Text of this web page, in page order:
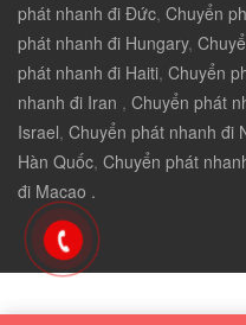
phát nhanh đi Đức, Chuyển
phát nhanh đi Hungary,
phát nhanh đi Haiti, Chuyển
nhanh đi Iran , Chuyển phát
Israel, Chuyển phát nhanh đi
Hàn Quốc, Chuyển phát
đi Macao .